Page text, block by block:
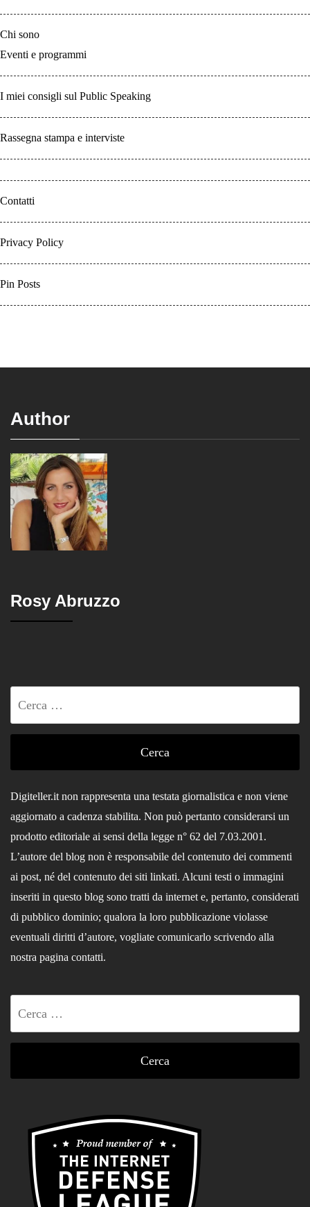
Chi sono
Eventi e programmi
I miei consigli sul Public Speaking
Rassegna stampa e interviste
Contatti
Privacy Policy
Pin Posts
Author
Rosy Abruzzo
Digiteller.it non rappresenta una testata giornalistica e non viene
aggiornato a cadenza stabilita. Non può pertanto considerarsi un
prodotto editoriale ai sensi della legge n° 62 del 7.03.2001.
L’autore del blog non è responsabile del contenuto dei commenti
ai post, né del contenuto dei siti linkati. Alcuni testi o immagini
inseriti in questo blog sono tratti da internet e, pertanto, considerati
di pubblico dominio; qualora la loro pubblicazione violasse
eventuali diritti d’autore, vogliate comunicarlo scrivendo alla
nostra pagina contatti.